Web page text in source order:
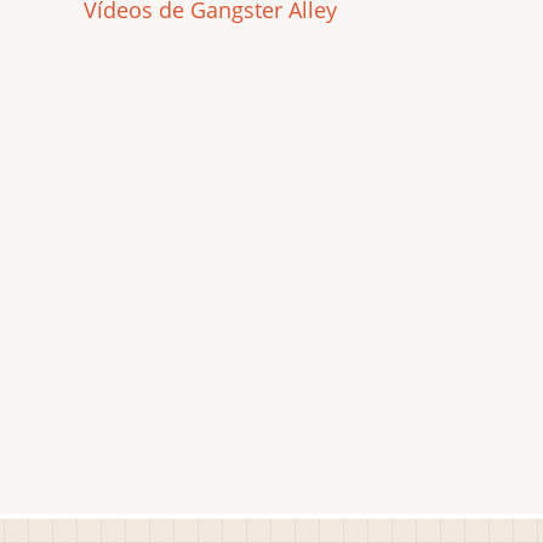
Vídeos de Gangster Alley